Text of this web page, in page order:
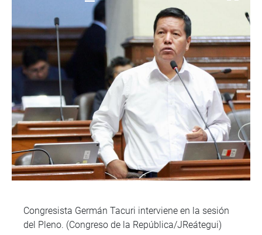
Congresista Germán Tacuri interviene en la sesión
del Pleno. (Congreso de la República/JReátegui)